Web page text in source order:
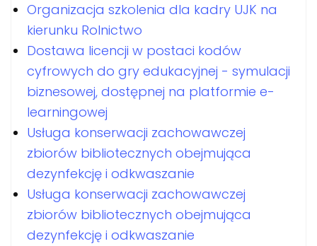
Organizacja szkolenia dla kadry UJK na
kierunku Rolnictwo
Dostawa licencji w postaci kodów
cyfrowych do gry edukacyjnej - symulacji
biznesowej, dostępnej na platformie e-
learningowej
Usługa konserwacji zachowawczej
zbiorów bibliotecznych obejmująca
dezynfekcję i odkwaszanie
Usługa konserwacji zachowawczej
zbiorów bibliotecznych obejmująca
dezynfekcję i odkwaszanie